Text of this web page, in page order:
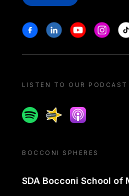
Stay in touch
FacebookLinkedinYoutube
LISTEN TO OUR PODCAST
SpotifySpreakerApple podcast
BOCCONI SPHERES
SDA Bocconi School of